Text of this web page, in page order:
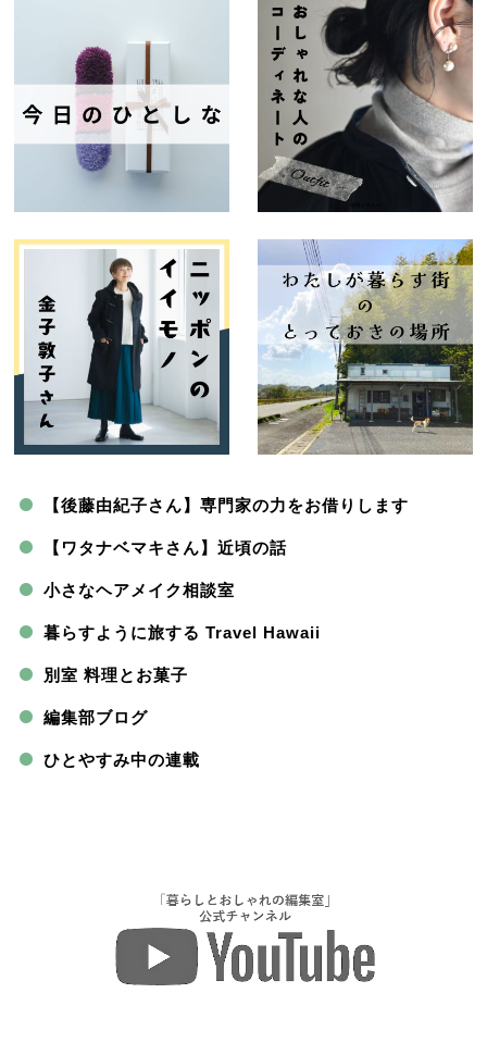
【後藤由紀子さん】専門家の力をお借りします
【ワタナベマキさん】近頃の話
小さなヘアメイク相談室
暮らすように旅する Travel Hawaii
別室 料理とお菓子
編集部ブログ
ひとやすみ中の連載